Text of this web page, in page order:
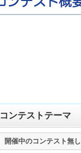
コンテストテーマ
開催中のコンテスト無し